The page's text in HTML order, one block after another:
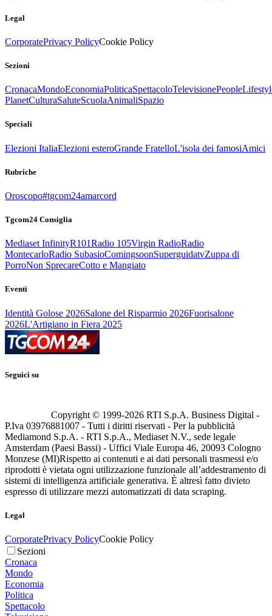
Legal
CorporatePrivacy PolicyCookie Policy
Sezioni
CronacaMondoEconomiaPoliticaSpettacoloTelevisionePeople
PlanetCulturaSaluteScuolaAnimaliSpazio
Speciali
Elezioni ItaliaElezioni esteroGrande FratelloL'isola dei famosiAmici
Rubriche
Oroscopo#tgcom24amarcord
Tgcom24 Consiglia
Mediaset InfinityR101Radio 105Virgin RadioRadio
MontecarloRadio SubasioComingsoonSuperguidatvZuppa di
PorroNon SprecareCotto e Mangiato
Eventi
Identità Golose 2026Salone del Risparmio 2026Fuorisalone
2026L'Artigiano in Fiera 2025
Seguici su
Copyright © 1999-2026 RTI S.p.A. Business Digital -
P.Iva 03976881007 - Tutti i diritti riservati - Per la pubblicità
Mediamond S.p.A. - RTI S.p.A., Mediaset N.V., sede legale
Amsterdam (Paesi Bassi) - Uffici Viale Europa 46, 20093 Cologno
Monzese (MI)Rispetto ai contenuti e ai dati personali trasmessi e/o
riprodotti è vietata ogni utilizzazione funzionale all’addestramento di
sistemi di intelligenza artificiale generativa. È altresì fatto divieto
espresso di utilizzare mezzi automatizzati di data scraping.
Legal
CorporatePrivacy PolicyCookie Policy
Sezioni
Cronaca
Mondo
Economia
Politica
Spettacolo